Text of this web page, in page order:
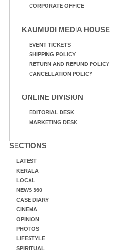
CORPORATE OFFICE
KAUMUDI MEDIA HOUSE
EVENT TICKETS
SHIPPING POLICY
RETURN AND REFUND POLICY
CANCELLATION POLICY
ONLINE DIVISION
EDITORIAL DESK
MARKETING DESK
SECTIONS
LATEST
KERALA
LOCAL
NEWS 360
CASE DIARY
CINEMA
OPINION
PHOTOS
LIFESTYLE
SPIRITUAL